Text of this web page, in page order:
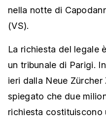
nella notte di
(VS).
La richiesta del legale
un tribunale di Parigi.
ieri dalla Neue
spiegato che due
richiesta costituiscono